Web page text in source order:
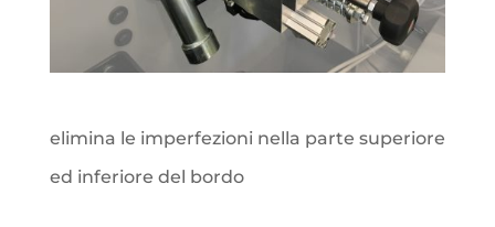
elimina le imperfezioni nella parte superiore
ed inferiore del bordo